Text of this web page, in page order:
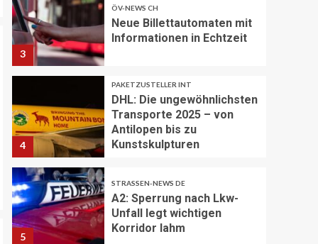
3
ÖV-NEWS CH
Neue Billettautomaten mit
Informationen in Echtzeit
4
PAKETZUSTELLER INT
DHL: Die ungewöhnlichsten
Transporte 2025 – von
Antilopen bis zu
Kunstskulpturen
5
STRASSEN-NEWS DE
A2: Sperrung nach Lkw-
Unfall legt wichtigen
Korridor lahm